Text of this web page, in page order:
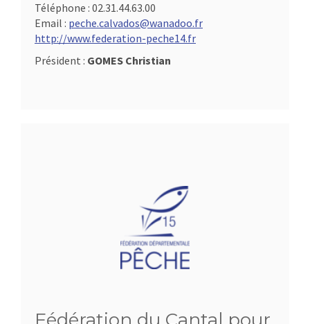
Téléphone : 02.31.44.63.00
Email : peche.calvados@wanadoo.fr
http://www.federation-peche14.fr
Président : GOMES Christian